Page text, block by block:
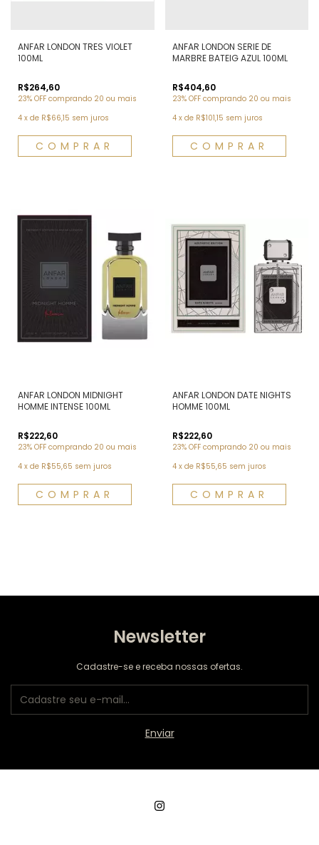
ANFAR LONDON TRES VIOLET
100ML
R$264,60
23% OFF comprando 20 ou mais
4 x de R$66,15 sem juros
ANFAR LONDON SERIE DE
MARBRE BATEIG AZUL 100ML
R$404,60
23% OFF comprando 20 ou mais
4 x de R$101,15 sem juros
ANFAR LONDON MIDNIGHT
HOMME INTENSE 100ML
R$222,60
23% OFF comprando 20 ou mais
4 x de R$55,65 sem juros
ANFAR LONDON DATE NIGHTS
HOMME 100ML
R$222,60
23% OFF comprando 20 ou mais
4 x de R$55,65 sem juros
Newsletter
Cadastre-se e receba nossas ofertas.